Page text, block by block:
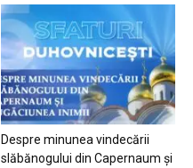
Despre minunea vindecării
slăbănogului din Capernaum și